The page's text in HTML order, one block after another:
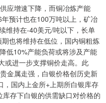
增速下降，而铜冶炼产能
预计也在100万吨以上，矿冶
维持在-40美元/吨以下，长单
也将维持在低位，国内铜粗炼
低10%产能负荷或将涉及产能
或进一步支撑铜价走高。此
金属走强，白银价格创历史新
，国内上金所+上期所白银库存
存下白银的供需缺口对价格的